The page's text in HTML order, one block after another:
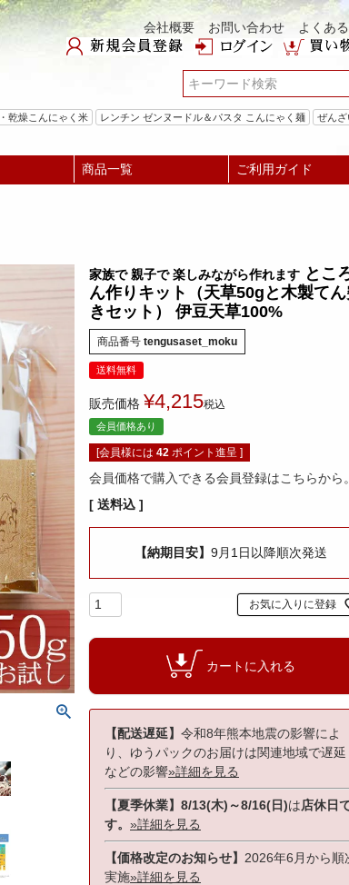
会社概要 お問い合わせ よくあ
乾燥こんにゃく米 レンチン ゼンヌードル＆パスタ こんにゃく麺
ぜんざ
商品一覧 ご利用ガイド
家族で 親子で 楽しみながら作れます とこ
ん作りキット（天草50gと木製て
きセット） 伊豆天草100%
商品番号 tengusaset_moku
送料無料
販売価格 ¥4,215税込
会員価格あり
[会員様には 42 ポイント進呈 ]
会員価格で購入できる会員登録はこちらから。
送料込
【納期目安】 9月1日以降順次発送
お気に入りに登録
カートに入れる
【配送遅延】 令和8年熊本地震の影響によ
り、ゆうパックのお届けは関連地域で遅延
などの影響»詳細を見る
【夏季休業】8/13(木)～8/16(日)は店休日
す。 »詳細を見る
【価格改定のお知らせ】 2026年6月から順
実施»詳細を見る